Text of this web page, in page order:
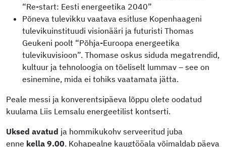
“Re-start: Eesti energeetika 2040”
Põneva tulevikku vaatava esitluse Kopenhaageni
tulevikuinstituudi visionääri ja futuristi Thomas
Geukeni poolt “Põhja-Euroopa energeetika
tulevikuvisioon”. Thomase oskus siduda megatrendid,
kultuur ja tehnoloogia on tõeliselt lummav – see on
esinemine, mida ei tohiks vaatamata jätta.
Peale messi ja konverentsipäeva lõppu olete oodatud
kuulama Liis Lemsalu energeetilist kontserti.
Uksed avatud ja hommikukohv serveeritud juba
enne kella 9.00. Kohapealne kaugtööala võimaldab päeva